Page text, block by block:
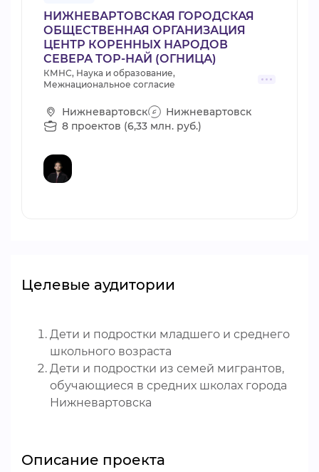
НИЖНЕВАРТОВСКАЯ ГОРОДСКАЯ
ОБЩЕСТВЕННАЯ ОРГАНИЗАЦИЯ
ЦЕНТР КОРЕННЫХ НАРОДОВ
СЕВЕРА ТОР-НАЙ (ОГНИЦА)
КМНС, Наука и образование,
Межнациональное согласие
Нижневартовск
Нижневартовск
8 проектов (6,33 млн. руб.)
Целевые аудитории
Дети и подростки младшего и среднего
школьного возраста
Дети и подростки из семей мигрантов,
обучающиеся в средних школах города
Нижневартовска
Описание проекта